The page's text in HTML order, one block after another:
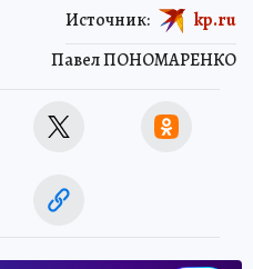
Павел ПОНОМАРЕНКО
Источник: kp.ru